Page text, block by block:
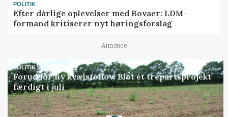
POLITIK
Efter dårlige oplevelser med Bovaer: LDM-
formand kritiserer nyt høringsforslag
Annonce
POLITIK
Forud for ny kvælstoflov: Blot ét trepartsprojekt
færdigt i juli
Annonce